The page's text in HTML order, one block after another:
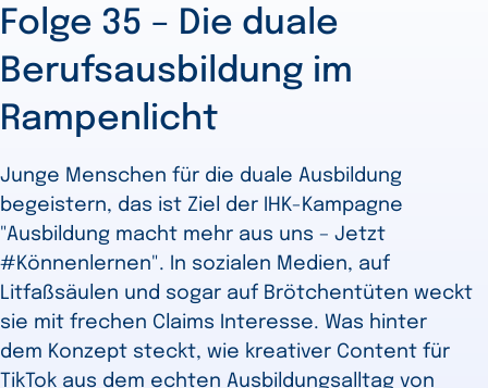
Folge 35 – Die duale
Berufsausbildung im
Rampenlicht
Junge Menschen für die duale Ausbildung
begeistern, das ist Ziel der IHK-Kampagne
"Ausbildung macht mehr aus uns – Jetzt
#Könnenlernen". In sozialen Medien, auf
Litfaßsäulen und sogar auf Brötchentüten weckt
sie mit frechen Claims Interesse. Was hinter
dem Konzept steckt, wie kreativer Content für
TikTok aus dem echten Ausbildungsalltag von